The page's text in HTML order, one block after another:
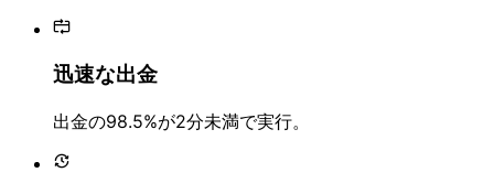
迅速な出金
出金の98.5%が2分未満で実行。